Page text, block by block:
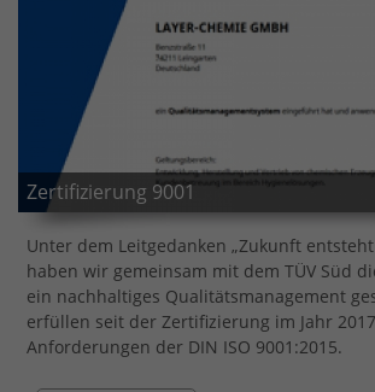
Zertifizierung 9001
Unter dem Leitgedanken „Zukunft
haben wir gemeinsam mit dem TÜV Süd
ein nachhaltiges Qualitätsmanagement
erfüllen seit der Zertifizierung im Jahr
Anforderungen der DIN ISO 9001:2015.